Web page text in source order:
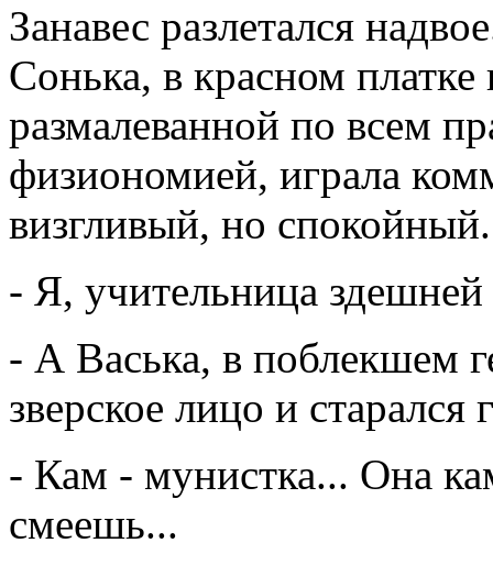
Занавес разлетался
Сонька, в красном платке
размалеванной по всем
физиономией, играла
визгливый, но спокойный.
- Я, учительница
- А Васька, в поблекшем
зверское лицо и старался
- Кам - мунистка... Она
смеешь...